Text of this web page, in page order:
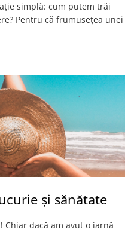
simplă: cum putem trăi
Pentru că frumusețea unei
și sănătate
Chiar dacă am avut o iarnă